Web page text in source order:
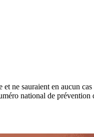
ne sauraient en aucun
national de prévention